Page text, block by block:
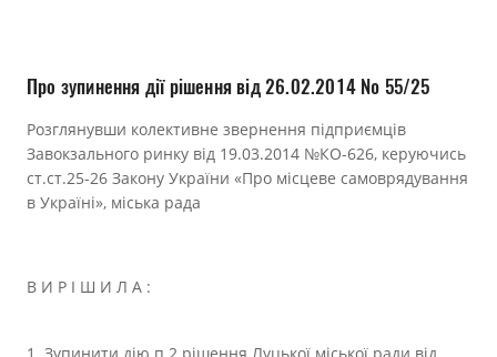
Документи
Про зупинення дії рішення від 26.02.2014 № 55/25
Розглянувши колективне звернення підприємців
Завокзального ринку від 19.03.2014 №КО-626, керуючись
ст.ст.25-26 Закону України «Про місцеве самоврядування
в Україні», міська рада
В И Р І Ш И Л А :